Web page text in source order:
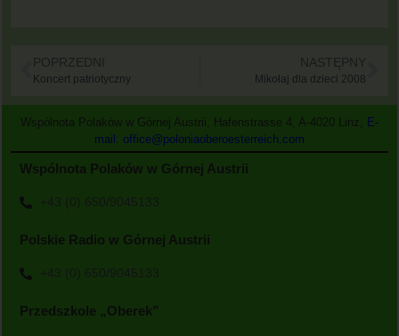
POPRZEDNI
Koncert patriotyczny
NASTĘPNY
Mikołaj dla dzieci 2008
Wspólnota Polaków w Górnej Austrii, Hafenstrasse 4, A-4020 Linz, E-
mail: office@poloniaoberoesterreich.com
Wspólnota Polaków w Górnej Austrii
+43 (0) 650/9045133
Polskie Radio w Górnej Austrii
+43 (0) 650/9045133
Przedszkole „Oberek”